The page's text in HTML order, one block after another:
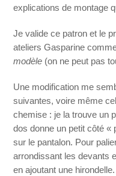
explications de montage
Je valide ce patron et le
ateliers Gasparine
modèle (on ne peut pas
Une modification me
suivantes, voire même
chemise : je la trouve un
dos donne un petit côté «
sur le pantalon. Pour
arrondissant les devants
en ajoutant une hirondelle.